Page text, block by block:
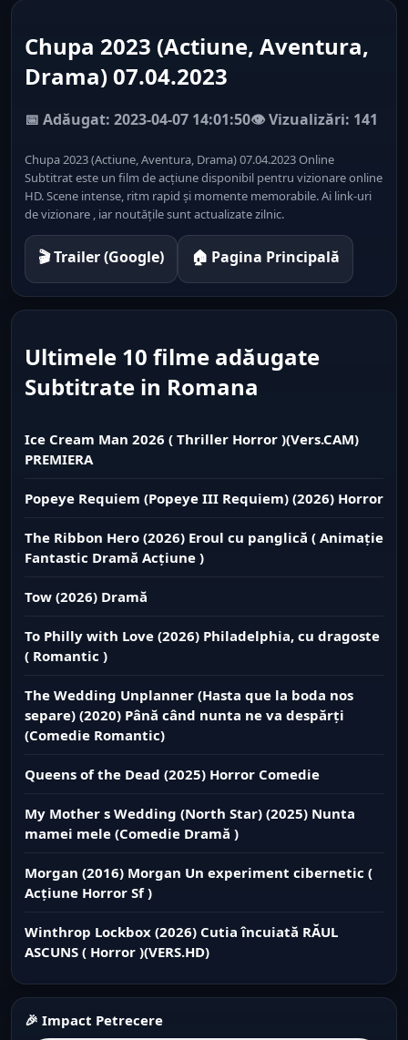
Chupa 2023 (Actiune, Aventura,
Drama) 07.04.2023
📅 Adăugat: 2023-04-07 14:01:50👁️ Vizualizări: 141
Chupa 2023 (Actiune, Aventura, Drama) 07.04.2023 Online
Subtitrat este un film de acțiune disponibil pentru vizionare online
HD. Scene intense, ritm rapid și momente memorabile. Ai link-uri
de vizionare , iar noutățile sunt actualizate zilnic.
🎬 Trailer (Google) 🏠 Pagina Principală
Ultimele 10 filme adăugate
Subtitrate in Romana
Ice Cream Man 2026 ( Thriller Horror )(Vers.CAM)
PREMIERA
Popeye Requiem (Popeye III Requiem) (2026) Horror
The Ribbon Hero (2026) Eroul cu panglică ( Animație
Fantastic Dramă Acțiune )
Tow (2026) Dramă
To Philly with Love (2026) Philadelphia, cu dragoste
( Romantic )
The Wedding Unplanner (Hasta que la boda nos
separe) (2020) Până când nunta ne va despărți
(Comedie Romantic)
Queens of the Dead (2025) Horror Comedie
My Mother s Wedding (North Star) (2025) Nunta
mamei mele (Comedie Dramă )
Morgan (2016) Morgan Un experiment cibernetic (
Acțiune Horror Sf )
Winthrop Lockbox (2026) Cutia încuiată RĂUL
ASCUNS ( Horror )(VERS.HD)
🎉 Impact Petrecere